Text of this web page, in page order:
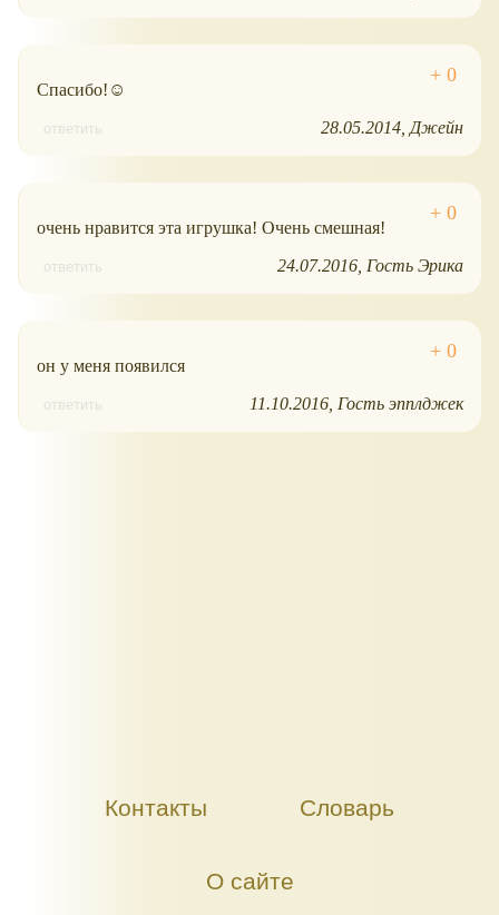
Спасибо!☺
ответить 28.05.2014 Джейн
очень нравится эта игрушка! Очень смешная!
ответить 24.07.2016 Гость Эрика
он у меня появился
ответить 11.10.2016 Гость эпплджек
Контакты Словарь
О сайте